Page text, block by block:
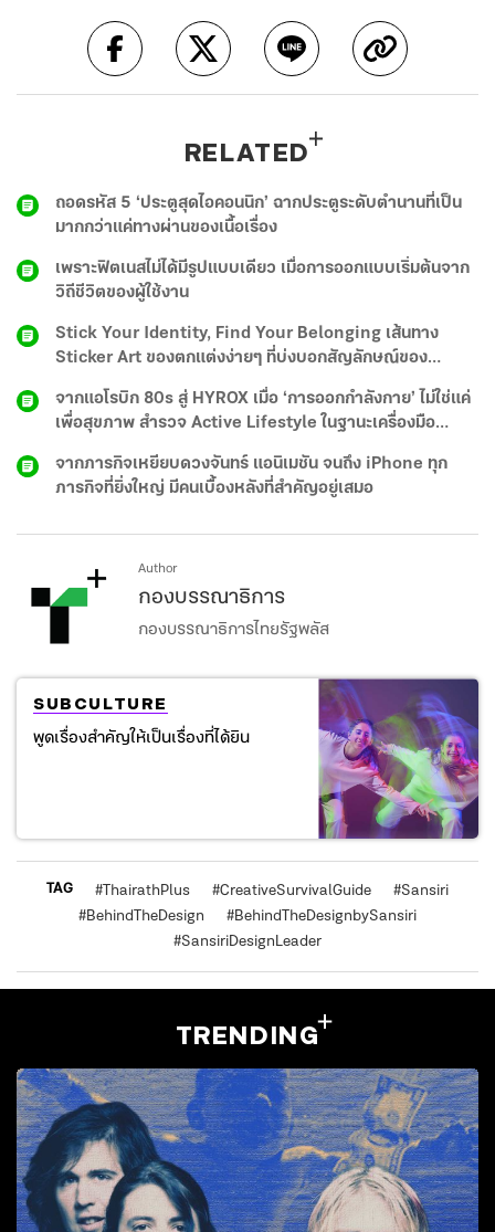
RELATED
ถอดรหัส 5 ‘ประตูสุดไอคอนนิก’ ฉากประตูระดับตำนานที่เป็น
มากกว่าแค่ทางผ่านของเนื้อเรื่อง
เพราะฟิตเนสไม่ได้มีรูปแบบเดียว เมื่อการออกแบบเริ่มต้นจาก
วิถีชีวิตของผู้ใช้งาน
Stick Your Identity, Find Your Belonging เส้นทาง
Sticker Art ของตกแต่งง่ายๆ ที่บ่งบอกสัญลักษณ์ของ
Subculture
จากแอโรบิก 80s สู่ HYROX เมื่อ ‘การออกกำลังกาย’ ไม่ใช่แค่
เพื่อสุขภาพ สำรวจ Active Lifestyle ในฐานะเครื่องมือ
จากภารกิจเหยียบดวงจันทร์ แอนิเมชัน จนถึง iPhone ทุก
ภารกิจที่ยิ่งใหญ่ มีคนเบื้องหลังที่สำคัญอยู่เสมอ
Author
กองบรรณาธิการ
กองบรรณาธิการไทยรัฐพลัส
SUBCULTURE
พูดเรื่องสำคัญให้เป็นเรื่องที่ได้ยิน
TAG #ThairathPlus #CreativeSurvivalGuide #Sansiri
#BehindTheDesign #BehindTheDesignbySansiri
#SansiriDesignLeader
TRENDING